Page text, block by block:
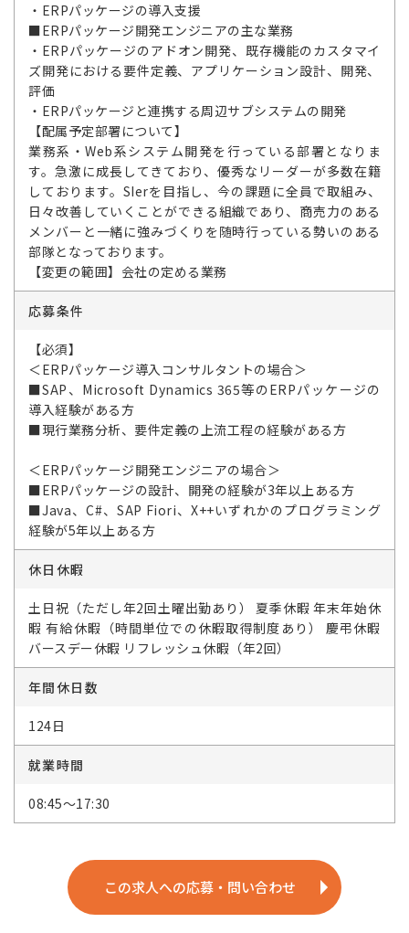
・ERPパッケージの導入支援
■ERPパッケージ開発エンジニアの主な業務
・ERPパッケージのアドオン開発、既存機能のカスタマイ
ズ開発における要件定義、アプリケーション設計、開発、
評価
・ERPパッケージと連携する周辺サブシステムの開発
【配属予定部署について】
業務系・Web系システム開発を行っている部署となりま
す。急激に成長してきており、優秀なリーダーが多数在籍
しております。SIerを目指し、今の課題に全員で取組み、
日々改善していくことができる組織であり、商売力のある
メンバーと一緒に強みづくりを随時行っている勢いのある
部隊となっております。
【変更の範囲】会社の定める業務
応募条件
【必須】
＜ERPパッケージ導入コンサルタントの場合＞
■SAP、Microsoft Dynamics 365等のERPパッケージの
導入経験がある方
■現行業務分析、要件定義の上流工程の経験がある方
＜ERPパッケージ開発エンジニアの場合＞
■ERPパッケージの設計、開発の経験が3年以上ある方
■Java、C#、SAP Fiori、X++いずれかのプログラミング
経験が5年以上ある方
休日休暇
土日祝（ただし年2回土曜出勤あり） 夏季休暇 年末年始休
暇 有給休暇（時間単位での休暇取得制度あり） 慶弔休暇
バースデー休暇 リフレッシュ休暇（年2回）
年間休日数
124日
就業時間
08:45～17:30
この求人への応募・問い合わせ